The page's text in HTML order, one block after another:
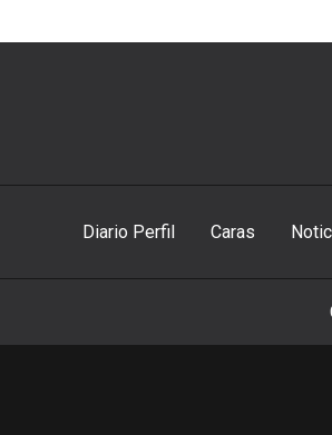
Diario Perfil Caras